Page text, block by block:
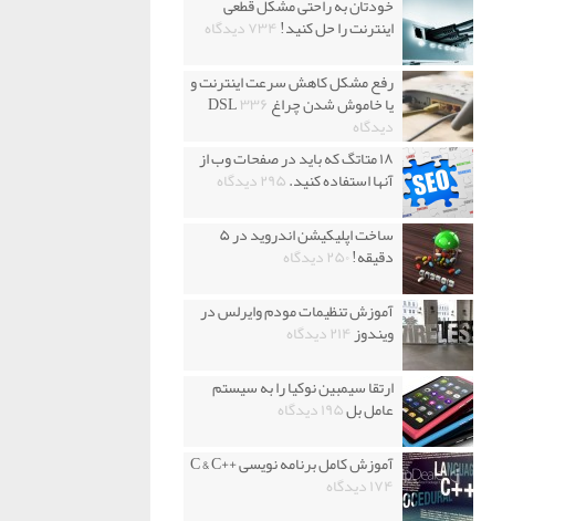
اینترنت را حل کنید!۷۳۴ دیدگاه
رفع مشکل کاهش سرعت اینترنت و
یا خاموش شدن چراغ DSL۳۳۶
دیدگاه
۱۸ متاتگ که باید در صفحات وب از
آنها استفاده کنید.۲۹۵ دیدگاه
ساخت اپلیکیشن اندروید در ۵
دقیقه!۲۵۰ دیدگاه
آموزش تنظیمات مودم وایرلس در
ویندوز۲۱۴ دیدگاه
ارتقا سیمبین نوکیا را به سیستم
عامل بل۱۹۵ دیدگاه
آموزش کامل برنامه نویسی ++C & C
۱۷۴ دیدگاه